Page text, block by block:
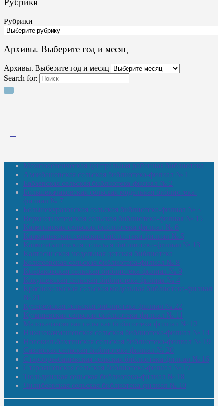
Рубрики
Рубрики
Архивы. Выберите год и месяц
Архивы. Выберите год и месяц
Search for:
Межпоселенческая центральная районная библиотека
Амзибашевская сельская библиотека-филиал № 1
Бабаевская сельская библиотека-филиал № 2
Большекачаковская сельская модельная библиотека-
филиал № 7
Большекуразовская сельская библиотека-филиал № 3
Верхнетыхтемская сельская библиотека-филиал № 15
Калегинская сельская библиотека-филиал № 6
Калмашевская сельская библиотека-филиал № 5
Калмиябашевская сельская библиотека-филиал № 13
Калтасинская модельная детская библиотека
Кельтеевская сельская библиотека-филиал № 8
Киебаковская сельская библиотека-филиал № 9
Кокушевская сельская библиотека-филиал № 4
Краснохолмская сельская модельная библиотека-филиал
№ 21
Кутеремская сельская библиотека-филиал № 22
Кучашевская сельская библиотека-филиал № 11
Малокачаковская сельская библиотека-филиал № 12
Нижнекачмашевская сельская библиотека-филиал № 14
Новокильбахтинская сельская библиотека-филиал № 19
Сазовская сельская библиотека-филиал № 20
Староорьебашевская сельская библиотека-филиал № 16
Старояшевская сельская библиотека-филиал № 17
Тюльдинская сельская библиотека-филиал № 18
Чилибеевская сельская библиотека-филиал № 10